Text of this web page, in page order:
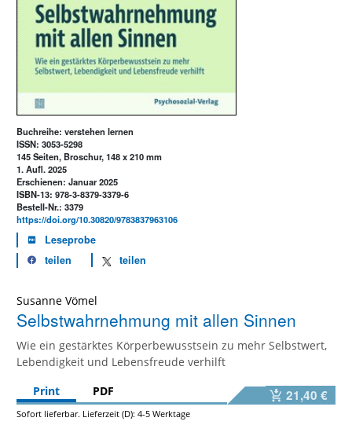
Buchreihe: verstehen lernen
ISSN: 3053-5298
145 Seiten, Broschur, 148 x 210 mm
1. Aufl. 2025
Erschienen: Januar 2025
ISBN-13: 978-3-8379-3379-6
Bestell-Nr.: 3379
https://doi.org/10.30820/9783837963106
Leseprobe
teilen
teilen
Susanne Vömel
Selbstwahrnehmung mit allen Sinnen
Wie ein gestärktes Körperbewusstsein zu mehr Selbstwert,
Lebendigkeit und Lebensfreude verhilft
Print
PDF 21,40 €
Sofort lieferbar. Lieferzeit (D): 4-5 Werktage